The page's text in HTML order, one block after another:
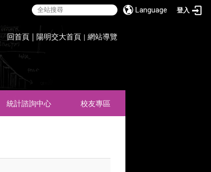
Language 登入
回首頁 | 陽明交大首頁 |網站導覽
統計諮詢中心 校友專區